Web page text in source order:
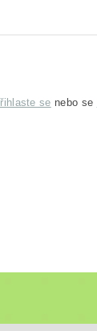
se nebo se